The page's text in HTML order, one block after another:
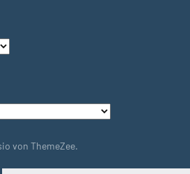
von ThemeZee.